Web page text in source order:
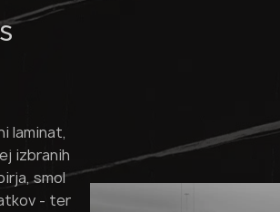
laminat,
izbranih
smol
- ter